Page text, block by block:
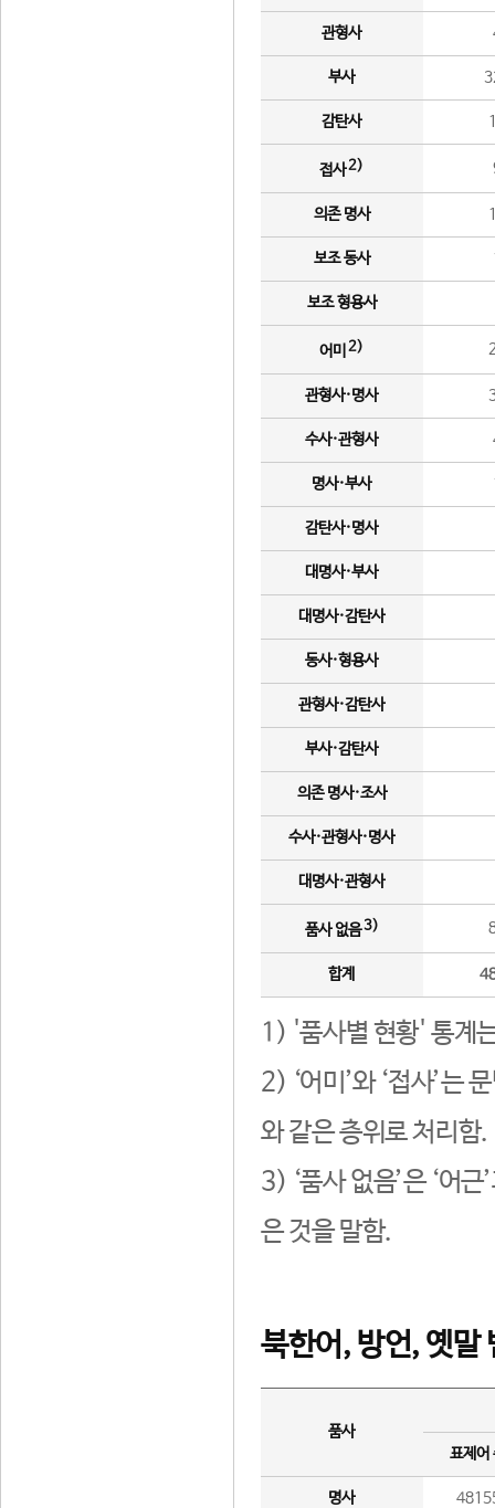
관형사
부사
감탄사
접사2)
의존 명사
보조 동사
보조 형용사
어미 2)
관형사·명사
수사·관형사
명사·부사
감탄사·명사
대명사·부사
대명사·감탄사
동사·형용사
관형사·감탄사
부사·감탄사
의존 명사·조사
수사·관형사·명사
대명사·관형사
품사 없음3)
합계
1) '품사별 현황' 통계
2) ‘어미’와 ‘접사’는
와 같은 층위로 처리함.
3) ‘품사 없음’은 ‘어
은 것을 말함.
북한어, 방언, 옛말
품사
표제어
명사